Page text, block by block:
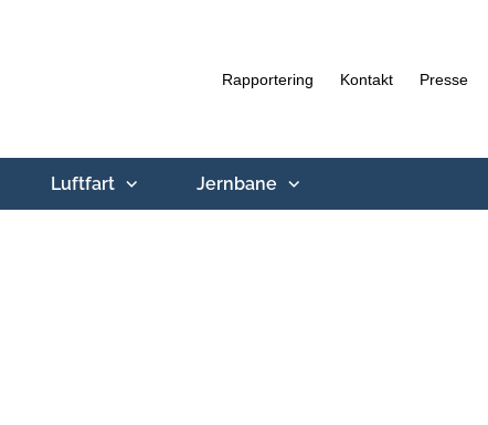
Rapportering Kontakt Presse
Luftfart Jernbane